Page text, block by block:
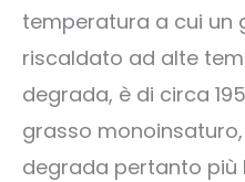
temperatura a cui un
riscaldato ad alte
degrada, è di circa
grasso
degrada pertanto